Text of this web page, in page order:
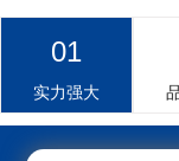
01
实力强大